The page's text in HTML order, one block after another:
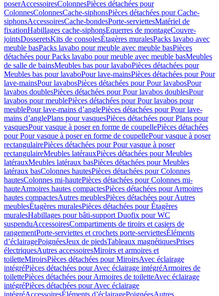
poserAccessoiresColonnesPièces détachées pour
ColonnesColonnesCache-siphonsPièces détachées pour Cache-
siphonsAccessoiresCache-bondesPorte-serviettesMatériel de
fixationHabillages cache-siphonsEquerres de montageCouvre-
jointsDosseretsKits de consolesÉtagères muralesPacks lavabo avec
meuble basPacks lavabo pour meuble avec meuble basPièces
détachées pour Packs lavabo pour meuble avec meuble basMeubles
de salle de bainsMeubles bas pour lavaboPièces détachées pour
Meubles bas pour lavaboPour lave-mainsPièces détachées pour Pour
lave-mainsPour lavabosPièces détachées pour Pour lavabosPour
lavabos doublesPièces détachées pour Pour lavabos doublesPour
lavabos pour meublePièces détachées pour Pour lavabos pour
meublePour lave-mains d’anglePièces détachées pour Pour lave-
mains d’anglePlans pour vasquesPièces détachées pour Plans pour
vasquesPour vasque à poser en forme de coupellePièces détachées
pour Pour vasque à poser en forme de coupellePour vasque à poser
rectangulairePièces détachées pour Pour vasque à poser
rectangulaireMeubles latérauxPièces détachées pour Meubles
latérauxMeubles latéraux basPièces détachées pour Meubles
latéraux basColonnes hautesPièces détachées pour Colonnes
hautesColonnes mi-hautePièces détachées pour Colonnes mi-
hauteArmoires hautes compactesPièces détachées pour Armoires
hautes compactesAutres meublesPièces détachées pour Autres
meublesÉtagères muralesPièces détachées pour Étagères
muralesHabillages pour bâti-support Duofix pour WC
suspenduAccessoiresCompartiments de tiroirs et casiers de
rangementPorte-serviettes et crochets porte-serviettesÉléments
d’éclairagePoignéesJeux de piedsTableaux magnétiquesPrises
électriquesAutres accessoiresMiroirs et armoires et
toiletteMiroirsPièces détachées pour MiroirsAvec éclairage
intégréPièces détachées pour Avec éclairage intégréArmoires de
toilettePièces détachées pour Armoires de toiletteAvec éclairage
intégréPièces détachées pour Avec éclairage
intégréAccessoiresÉléments d’éclairagePoignéesAutres